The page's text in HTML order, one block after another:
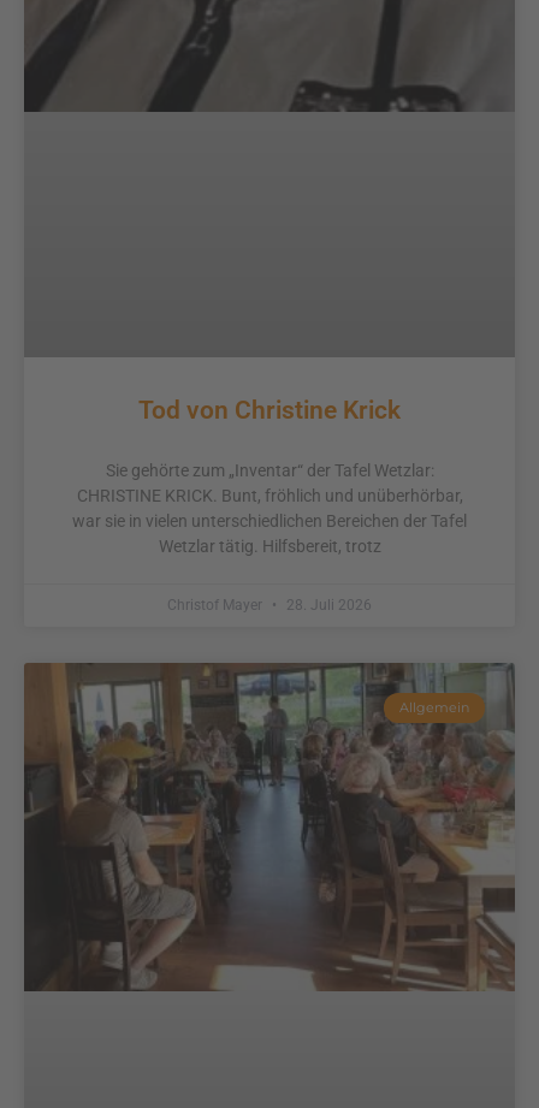
Tod von Christine Krick
Sie gehörte zum „Inventar“ der Tafel Wetzlar:
CHRISTINE KRICK. Bunt, fröhlich und unüberhörbar,
war sie in vielen unterschiedlichen Bereichen der Tafel
Wetzlar tätig. Hilfsbereit, trotz
Christof Mayer 28. Juli 2026
Allgemein